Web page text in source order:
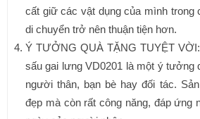
cất giữ các vật dụng của mình trong
di chuyển trở nên thuận tiện hơn.
Ý TƯỞNG QUÀ TẶNG TUYỆT
sấu gai lưng VD0201 là một ý tưởng
người thân, bạn bè hay đối tác.
đẹp mà còn rất công năng, đáp ứng